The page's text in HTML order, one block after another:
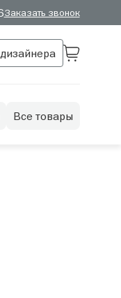
Заказать звонок
Все товары